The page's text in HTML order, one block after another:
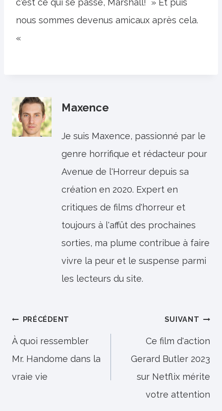
c'est ce qui se passe, Marshall! » Et puis
nous sommes devenus amicaux après cela.
«
Maxence
Je suis Maxence, passionné par le
genre horrifique et rédacteur pour
Avenue de l'Horreur depuis sa
création en 2020. Expert en
critiques de films d'horreur et
toujours à l'affût des prochaines
sorties, ma plume contribue à faire
vivre la peur et le suspense parmi
les lecteurs du site.
Navigation
de
l’article
PRÉCÉDENT
À quoi ressembler
Mr. Handome dans la
vraie vie
SUIVANT
Ce film d'action
Gerard Butler 2023
sur Netflix mérite
votre attention